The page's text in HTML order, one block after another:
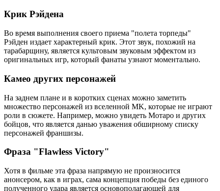
Крик Рэйдена
Во время выполнения своего приема "полета торпеды"
Рэйден издает характерный крик. Этот звук, похожий на
тарабарщину, является культовым звуковым эффектом из
оригинальных игр, который фанаты узнают моментально.
Камео других персонажей
На заднем плане и в коротких сценах можно заметить
множество персонажей из вселенной MK, которые не играют
роли в сюжете. Например, можно увидеть Мотаро и других
бойцов, что является данью уважения обширному списку
персонажей франшизы.
Фраза "Flawless Victory"
Хотя в фильме эта фраза напрямую не произносится
анонсером, как в играх, сама концепция победы без единого
полученного удара является основополагающей для